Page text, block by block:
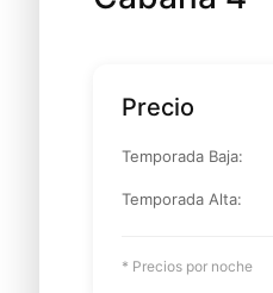
Precio
Temporada Baja:
Temporada Alta:
* Precios por noche